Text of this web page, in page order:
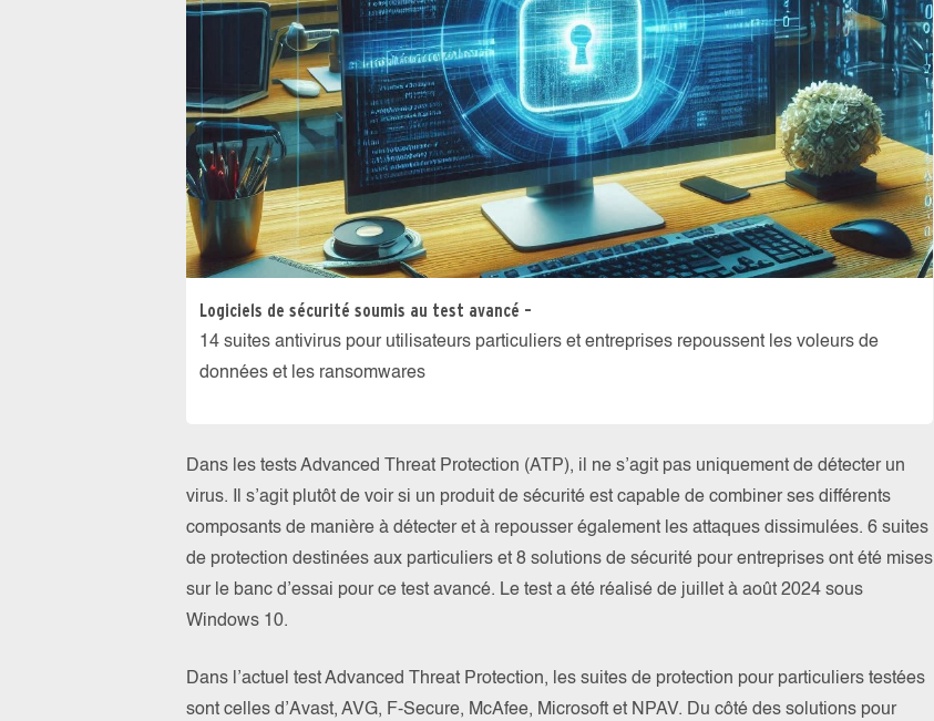
Logiciels de sécurité soumis au test avancé –
14 suites antivirus pour utilisateurs particuliers et entreprises repoussent les voleurs de
données et les ransomwares
Dans les tests Advanced Threat Protection (ATP), il ne s’agit pas uniquement de détecter un
virus. Il s’agit plutôt de voir si un produit de sécurité est capable de combiner ses différents
composants de manière à détecter et à repousser également les attaques dissimulées. 6 suites
de protection destinées aux particuliers et 8 solutions de sécurité pour entreprises ont été mises
sur le banc d’essai pour ce test avancé. Le test a été réalisé de juillet à août 2024 sous
Windows 10.
Dans l’actuel test Advanced Threat Protection, les suites de protection pour particuliers testées
sont celles d’Avast, AVG, F-Secure, McAfee, Microsoft et NPAV. Du côté des solutions pour